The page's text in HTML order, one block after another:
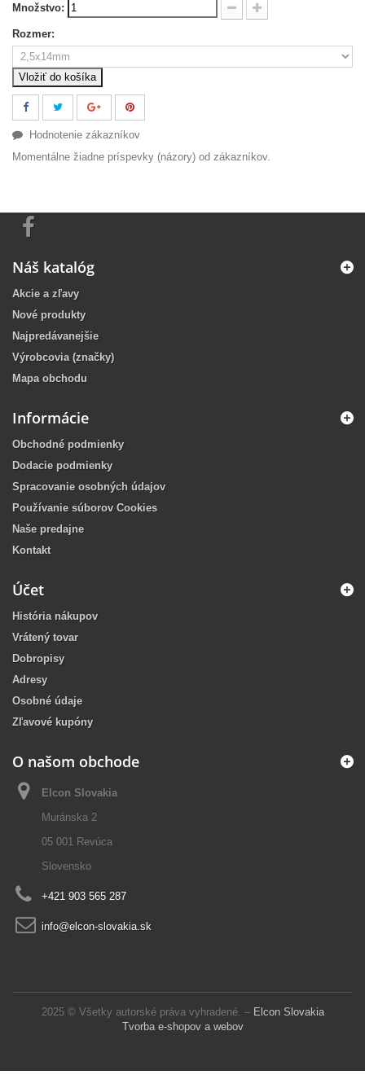
Množstvo:
Rozmer:
Vložiť do košíka
Hodnotenie zákazníkov
Momentálne žiadne príspevky (názory) od zákazníkov.
Náš katalóg
Akcie a zľavy
Nové produkty
Najpredávanejšie
Výrobcovia (značky)
Mapa obchodu
Informácie
Obchodné podmienky
Dodacie podmienky
Spracovanie osobných údajov
Používanie súborov Cookies
Naše predajne
Kontakt
2025 © Všetky autorské práva vyhradené. – Elcon Slovakia
Tvorba e-shopov a webov
Účet
História nákupov
Vrátený tovar
Dobropisy
Adresy
Osobné údaje
Zľavové kupóny
O našom obchode
Elcon Slovakia
Muránska 2
05 001 Revúca
Slovensko
+421 903 565 287
info@elcon-slovakia.sk